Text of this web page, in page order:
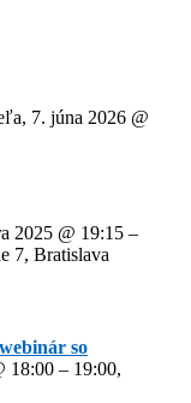
7. júna 2026 @
2025 @ 19:15 –
7, Bratislava
so
18:00 – 19:00,